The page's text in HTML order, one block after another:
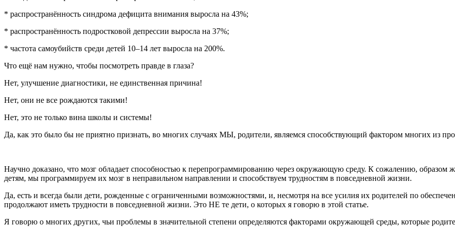
* распространённость синдрома дефицита внимания выросла на 43%;
* распространённость подростковой депрессии выросла на 37%;
* частота самоубийств среди детей 10–14 лет выросла на 200%.
Что ещё нам нужно, чтобы посмотреть правде в глаза?
Нет, улучшение диагностики, не единственная причина!
Нет, они не все рождаются такими!
Нет, это не только вина школы и системы!
Да, как это было бы не приятно признать, во многих случаях МЫ, родители, являемся способствующий фактором многих из
Научно доказано, что мозг обладает способностью к перепрограммированию через окружающую среду. К сожалению,
детям, мы программируем их мозг в неправильном направлении и способствуем трудностям в повседневной жизни.
Да, есть и всегда были дети, рожденные с ограниченными возможностями, и, несмотря на все усилия их родителей по
продолжают иметь трудности в повседневной жизни. Это НЕ те дети, о которых я говорю в этой статье.
Я говорю о многих других, чьи проблемы в значительной степени определяются факторами окружающей среды, которые